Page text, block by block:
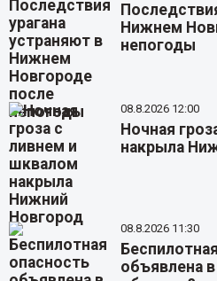
Нижнем
непогоды
08.8.2026 12:00
Ночная
накрыла
08.8.2026 11:30
объявлена